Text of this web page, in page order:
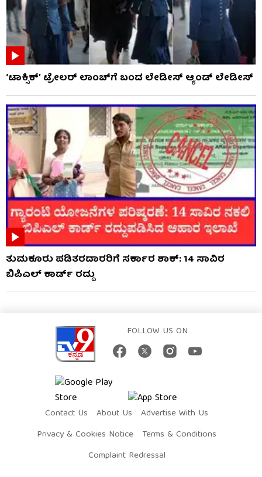
‘ಟಾಕ್ಸಿಕ್’ ಟ್ರೇಲರ್ ಲಾಂಚ್​ಗೆ ಬಂದ ಲೇಡೀಸ್ ಆ್ಯಂಡ್ ಲೇಡೀಸ್
ತುಮಕೂರು ಪಡಿತರದಾರರಿಗೆ ಸರ್ಕಾರ ಶಾಕ್: 14 ಸಾವಿರ
ಬಿಪಿಎಲ್ ಕಾರ್ಡ್ ರದ್ದು
FOLLOW US ON
Contact Us About Us
Advertise With Us
Privacy & Cookies Notice
Terms & Conditions
Complaint Redressal